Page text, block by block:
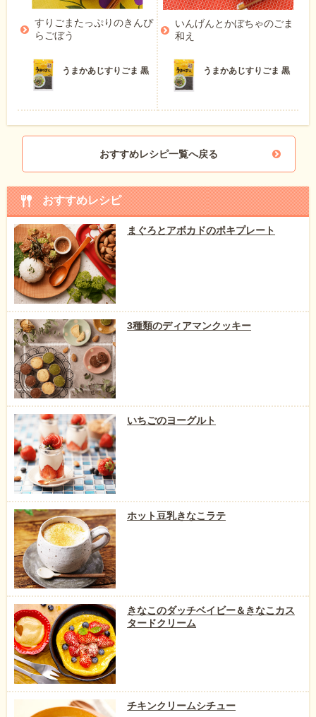
すりごまたっぷりのきんぴ
らごぼう
うまかあじすりごま 黒
いんげんとかぼちゃのごま
和え
うまかあじすりごま 黒
おすすめレシピ一覧へ戻る
おすすめレシピ
まぐろとアボカドのポキプレート
3種類のディアマンクッキー
いちごのヨーグルト
ホット豆乳きなこラテ
きなこのダッチベイビー＆きなこカス
タードクリーム
チキンクリームシチュー